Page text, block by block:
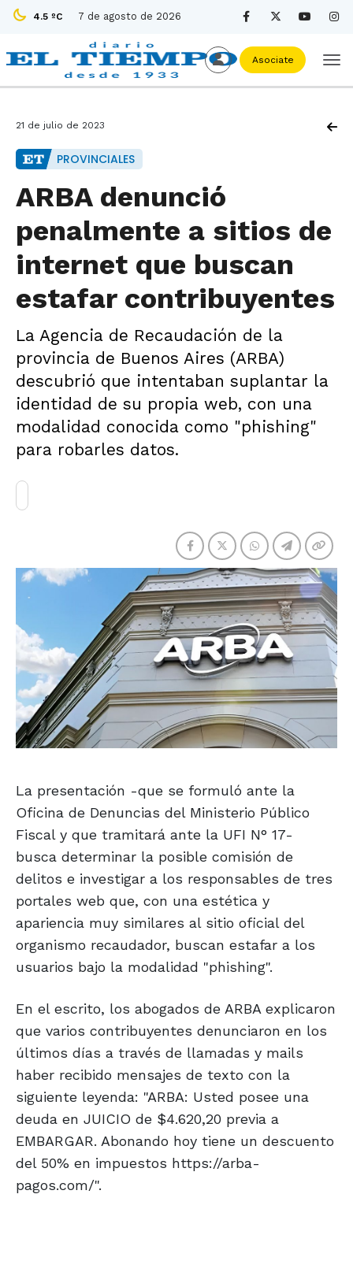
4.5 ºC 7 de agosto de 2026
Asociate
21 de julio de 2023
PROVINCIALES
ARBA denunció
penalmente a sitios de
internet que buscan
estafar contribuyentes
La Agencia de Recaudación de la
provincia de Buenos Aires (ARBA)
descubrió que intentaban suplantar la
identidad de su propia web, con una
modalidad conocida como "phishing"
para robarles datos.
La presentación -que se formuló ante la
Oficina de Denuncias del Ministerio Público
Fiscal y que tramitará ante la UFI N° 17-
busca determinar la posible comisión de
delitos e investigar a los responsables de tres
portales web que, con una estética y
apariencia muy similares al sitio oficial del
organismo recaudador, buscan estafar a los
usuarios bajo la modalidad "phishing".
En el escrito, los abogados de ARBA explicaron
que varios contribuyentes denunciaron en los
últimos días a través de llamadas y mails
haber recibido mensajes de texto con la
siguiente leyenda: "ARBA: Usted posee una
deuda en JUICIO de $4.620,20 previa a
EMBARGAR. Abonando hoy tiene un descuento
del 50% en impuestos https://arba-
pagos.com/".